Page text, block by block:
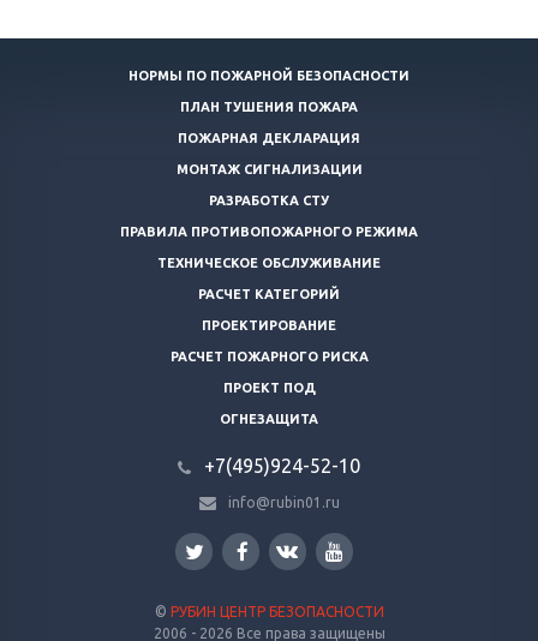
НОРМЫ ПО ПОЖАРНОЙ БЕЗОПАСНОСТИ
ПЛАН ТУШЕНИЯ ПОЖАРА
ПОЖАРНАЯ ДЕКЛАРАЦИЯ
МОНТАЖ СИГНАЛИЗАЦИИ
РАЗРАБОТКА СТУ
ПРАВИЛА ПРОТИВОПОЖАРНОГО РЕЖИМА
ТЕХНИЧЕСКОЕ ОБСЛУЖИВАНИЕ
РАСЧЕТ КАТЕГОРИЙ
ПРОЕКТИРОВАНИЕ
РАСЧЕТ ПОЖАРНОГО РИСКА
ПРОЕКТ ПОД
ОГНЕЗАЩИТА
+7(495)924-52-10
info@rubin01.ru
© РУБИН ЦЕНТР БЕЗОПАСНОСТИ
2006 - 2026 Все права защищены